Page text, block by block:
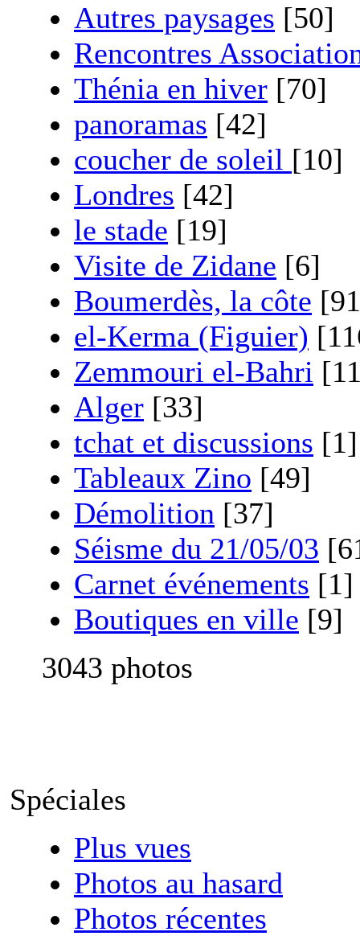
Autres paysages [50]
Rencontres
Thénia en hiver [70]
panoramas [42]
coucher de soleil [10]
Londres [42]
le stade [19]
Visite de Zidane [6]
Boumerdès, la côte
el-Kerma (Figuier)
Zemmouri el-Bahri
Alger [33]
tchat et discussions [1]
Tableaux Zino [49]
Démolition [37]
Séisme du 21/05/03
Carnet événements [1]
Boutiques en ville [9]
3043 photos
Spéciales
Plus vues
Photos au hasard
Photos récentes